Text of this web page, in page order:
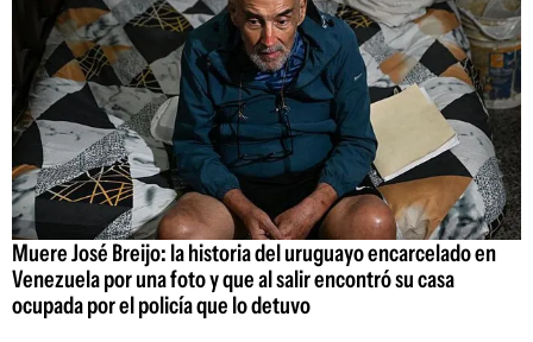
Muere José Breijo: la historia del uruguayo encarcelado en
Venezuela por una foto y que al salir encontró su casa
ocupada por el policía que lo detuvo